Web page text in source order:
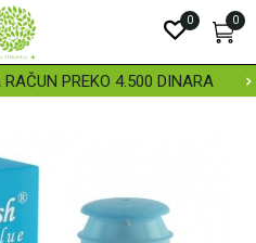
PREKO 4.500 DINARA
0
0